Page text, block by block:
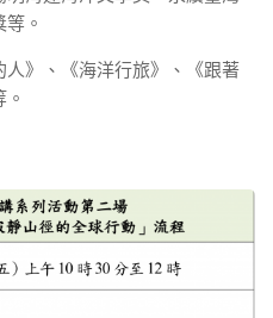
。
》、《海洋行旅》、《跟著